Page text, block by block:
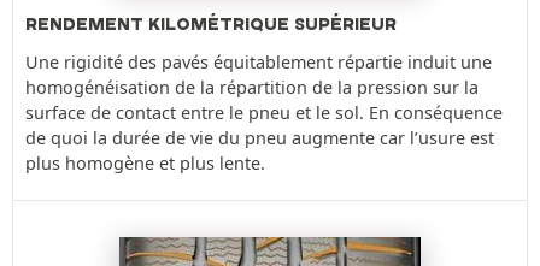
RENDEMENT KILOMÉTRIQUE SUPÉRIEUR
Une rigidité des pavés équitablement répartie induit une
homogénéisation de la répartition de la pression sur la
surface de contact entre le pneu et le sol. En conséquence
de quoi la durée de vie du pneu augmente car l’usure est
plus homogène et plus lente.